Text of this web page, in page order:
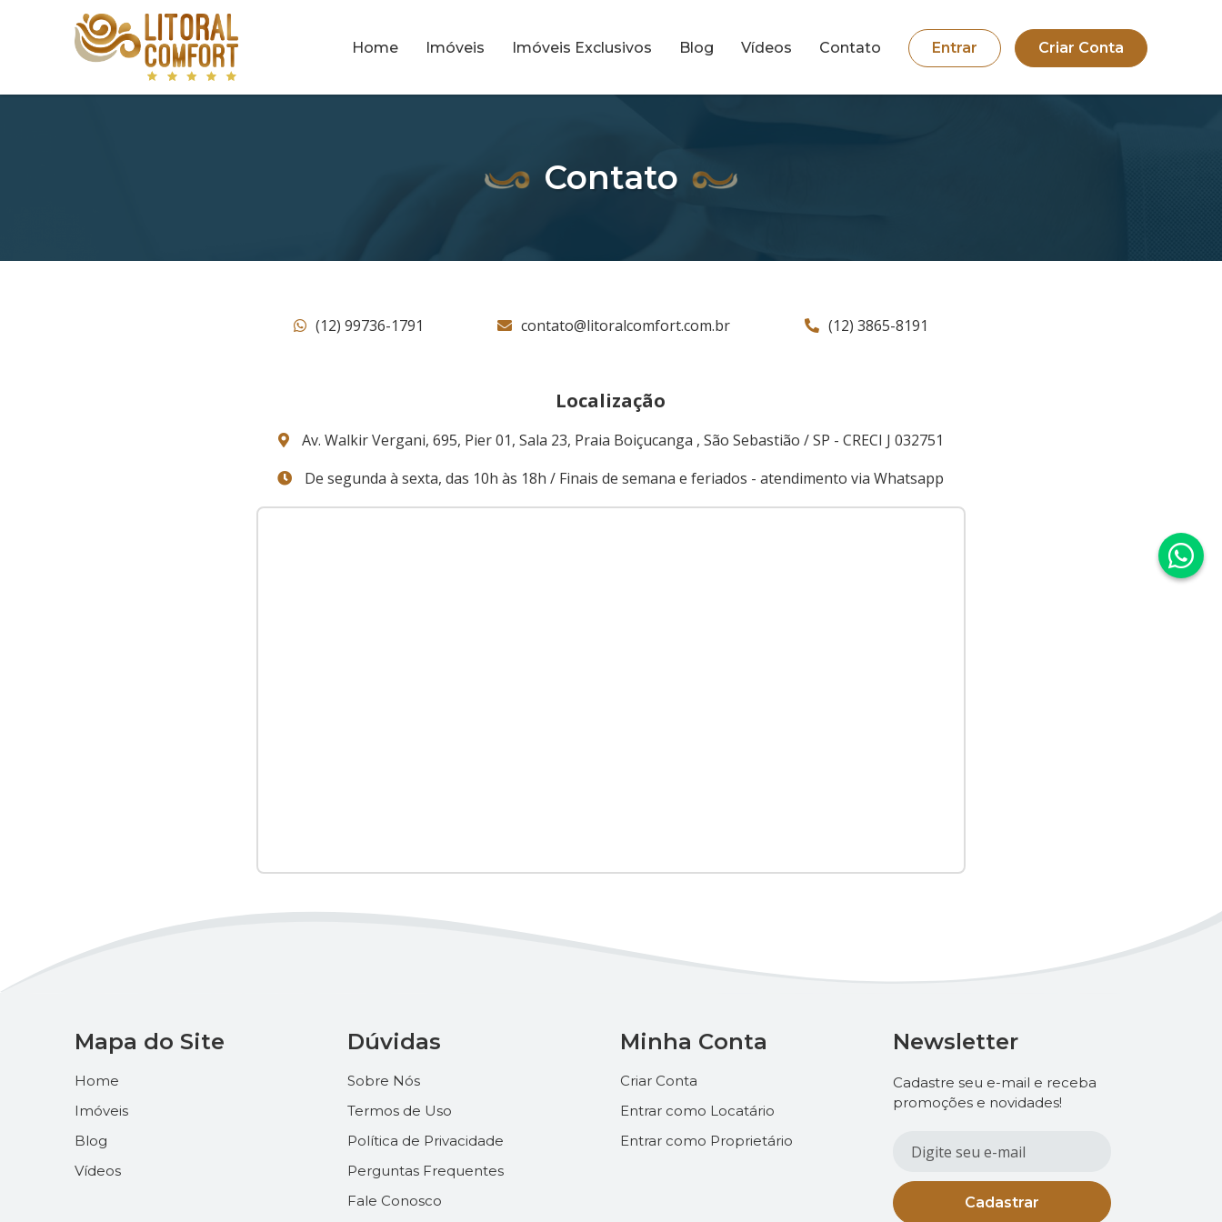
Home Imóveis Imóveis Exclusivos Blog Vídeos Contato Entrar Criar Conta
Contato
(12) 99736-1791 contato@litoralcomfort.com.br (12) 3865-8191
Localização
Av. Walkir Vergani, 695, Pier 01, Sala 23, Praia Boiçucanga , São Sebastião / SP - CRECI J 032751
De segunda à sexta, das 10h às 18h / Finais de semana e feriados - atendimento via Whatsapp
Mapa do Site
Home
Imóveis
Blog
Vídeos
Dúvidas
Sobre Nós
Termos de Uso
Política de Privacidade
Perguntas Frequentes
Fale Conosco
Minha Conta
Criar Conta
Entrar como Locatário
Entrar como Proprietário
Newsletter
Cadastre seu e-mail e receba
promoções e novidades!
Cadastrar